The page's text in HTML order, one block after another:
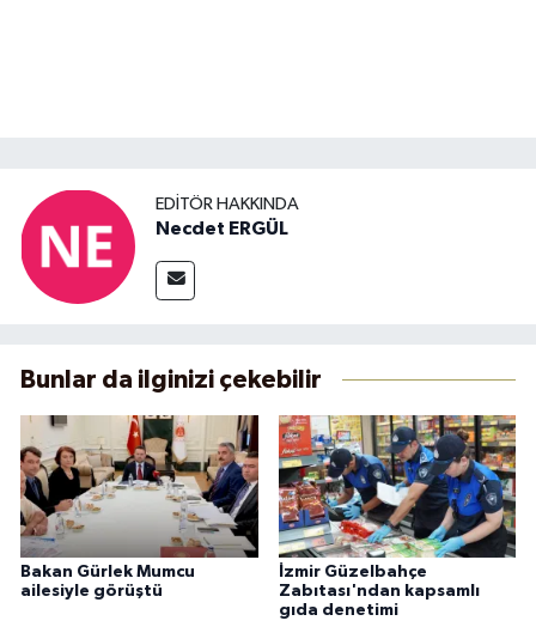
EDITÖR HAKKINDA
Necdet ERGÜL
Bunlar da ilginizi çekebilir
Bakan Gürlek Mumcu
ailesiyle görüştü
İzmir Güzelbahçe
Zabıtası'ndan kapsamlı
gıda denetimi